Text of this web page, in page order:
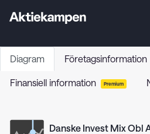
Diagram Företagsinformation
Finansiell information Premium
Danske Invest Mix Obl